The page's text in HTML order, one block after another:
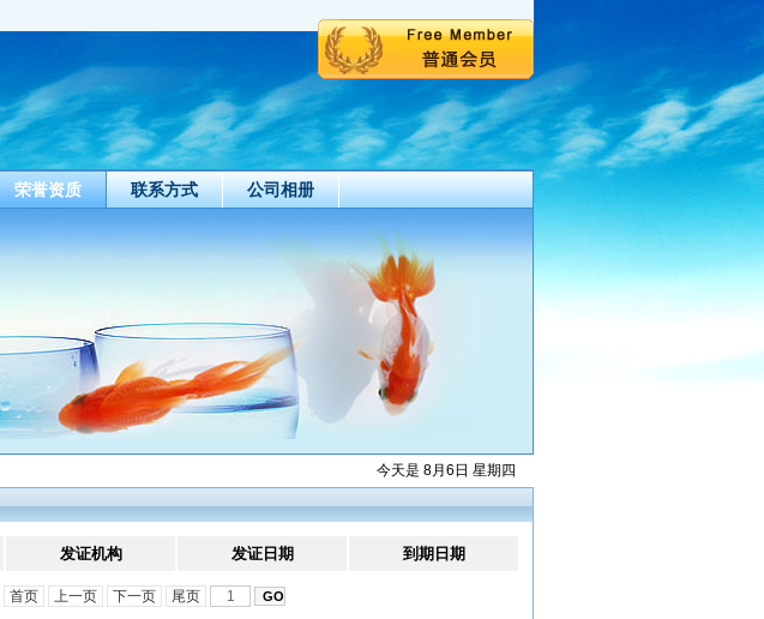
荣誉资质 联系方式 公司相册
今天是 8月6日 星期四
发证机构 发证日期 到期日期
首页 上一页 下一页 尾页